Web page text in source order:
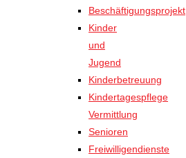
Beschäftigungsprojekt
Kinder
und
Jugend
Kinderbetreuung
Kindertagespflege
Vermittlung
Senioren
Freiwilligendienste